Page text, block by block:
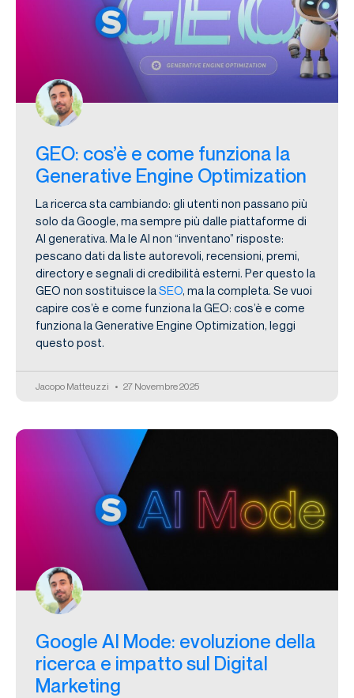
GEO: cos’è e come funziona la
Generative Engine Optimization
La ricerca sta cambiando: gli utenti non passano più
solo da Google, ma sempre più dalle piattaforme di
AI generativa. Ma le AI non “inventano” risposte:
pescano dati da liste autorevoli, recensioni, premi,
directory e segnali di credibilità esterni. Per questo la
GEO non sostituisce laSEO, ma la completa. Se vuoi
capire cos’è e come funziona la GEO: cos’è e come
funziona la Generative Engine Optimization, leggi
questo post.
Jacopo Matteuzzi 27 Novembre 2025
Google AI Mode: evoluzione della
ricerca e impatto sul Digital
Marketing